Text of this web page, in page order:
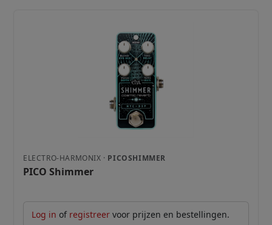
ELECTRO-HARMONIX · PICOSHIMMER
PICO Shimmer
Log in of registreervoor prijzen en bestellingen.